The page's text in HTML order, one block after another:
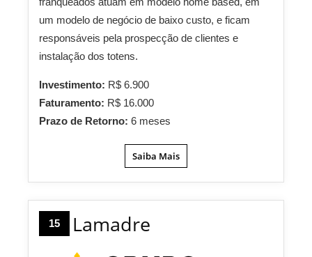
um modelo de negócio de baixo custo, e ficam
responsáveis pela prospecção de clientes e
instalação dos totens.
Investimento: R$ 6.900
Faturamento: R$ 16.000
Prazo de Retorno: 6 meses
Saiba Mais
15 Lamadre